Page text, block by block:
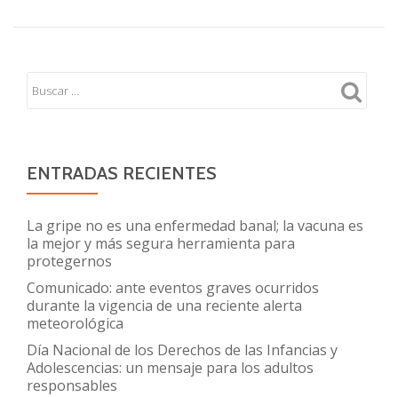
–
ENTRADAS RECIENTES
La gripe no es una enfermedad banal; la vacuna es
la mejor y más segura herramienta para
protegernos
Comunicado: ante eventos graves ocurridos
durante la vigencia de una reciente alerta
meteorológica
Día Nacional de los Derechos de las Infancias y
Adolescencias: un mensaje para los adultos
responsables